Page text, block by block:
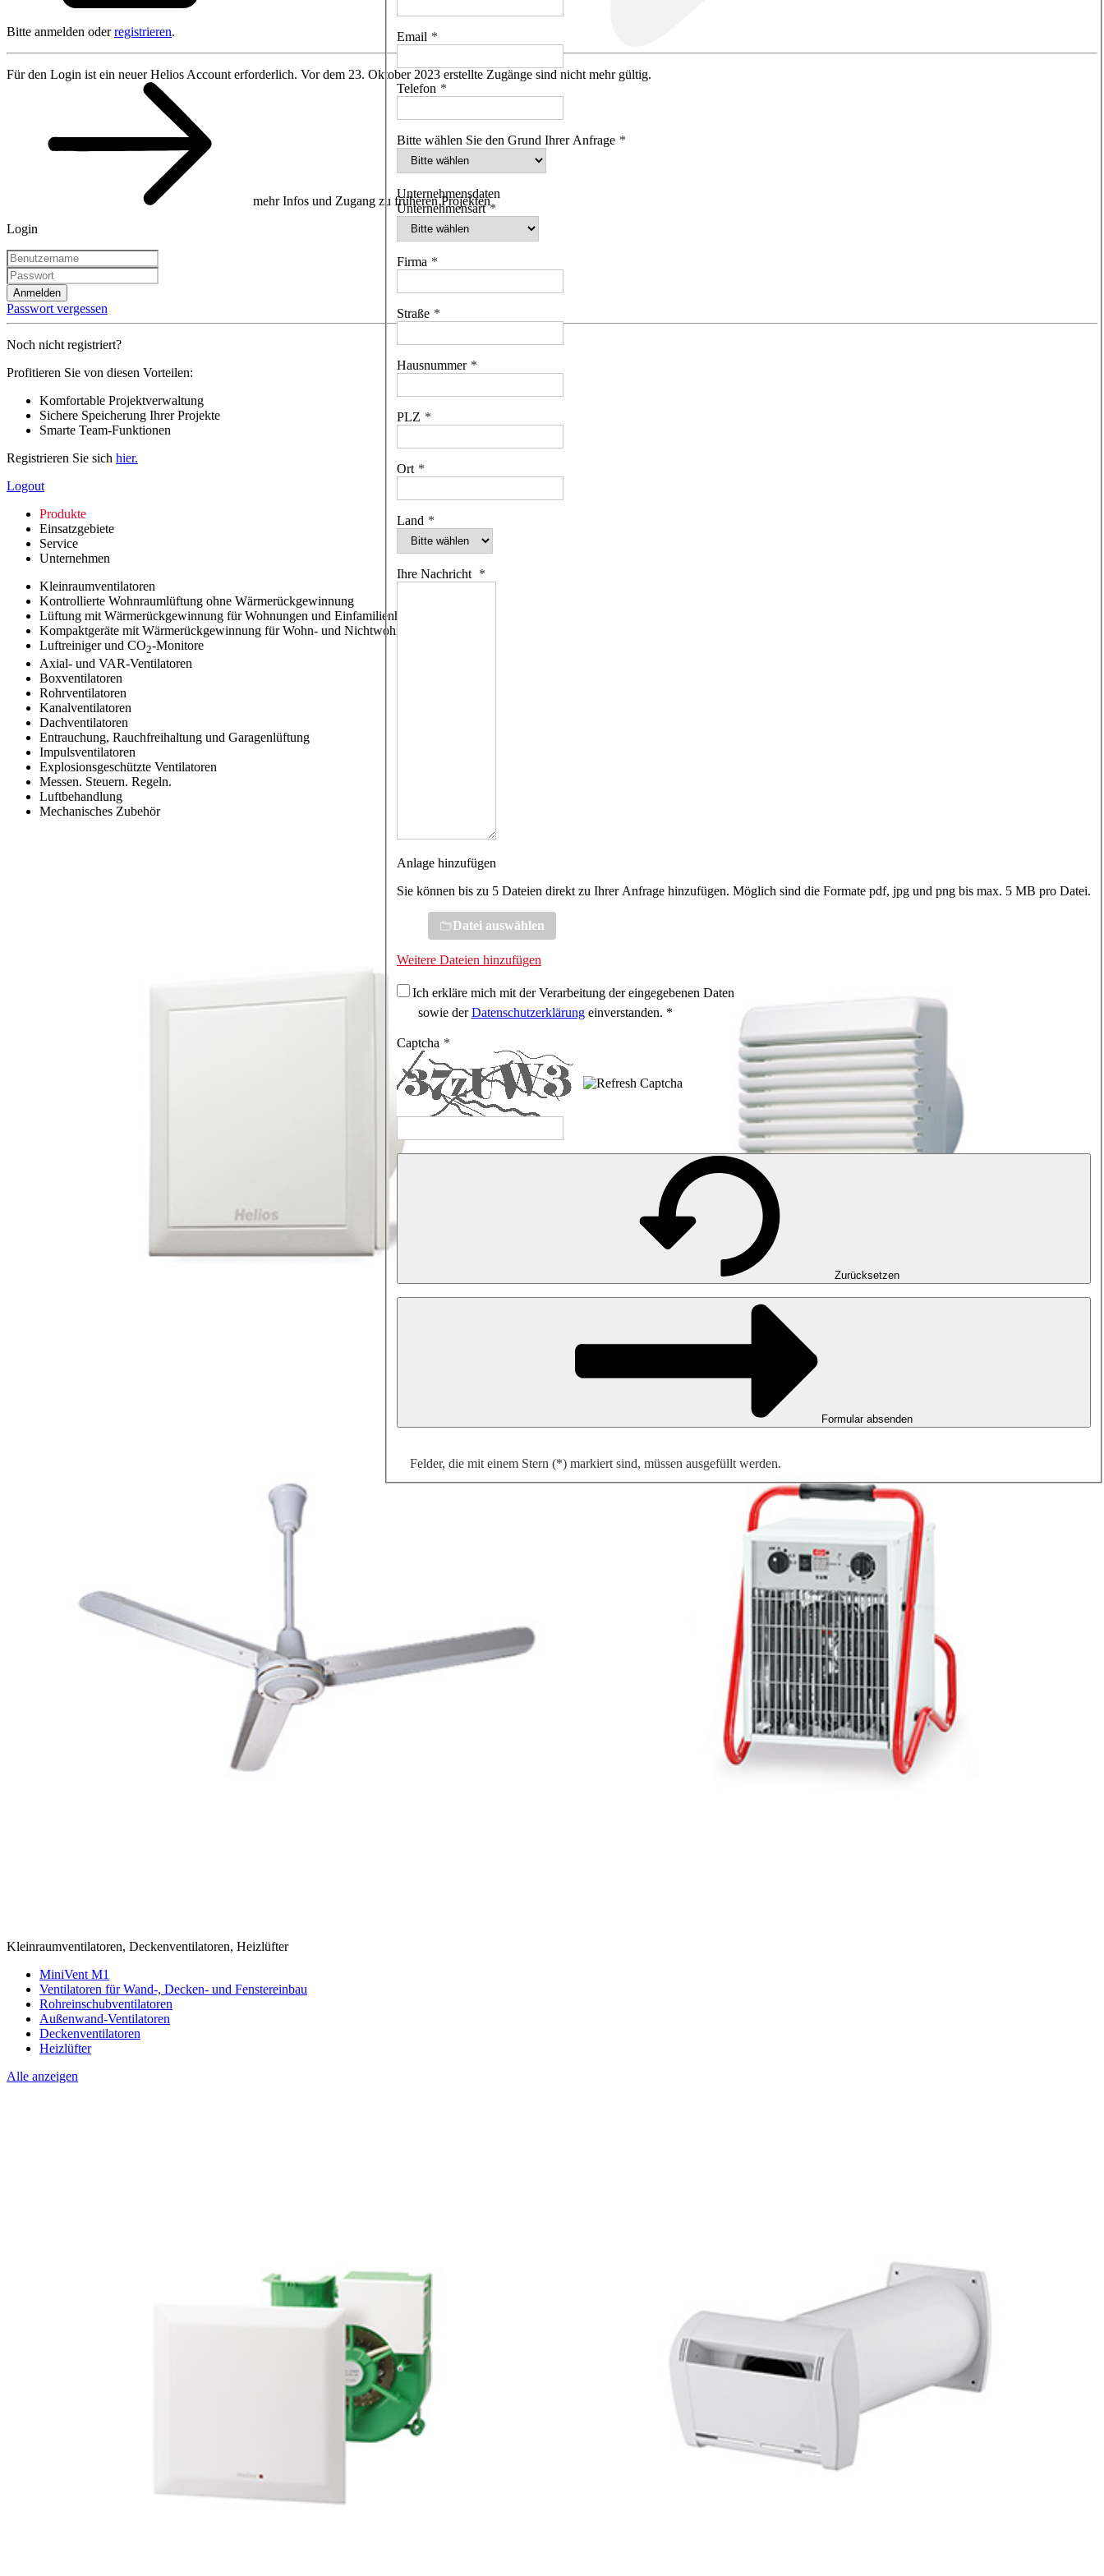
Bitte anmelden oderregistrieren.
Für den Login ist ein neuer Helios Account erforderlich. Vor dem 23. Oktober 2023 erstellte Zugänge sind nicht mehr gültig.
mehr Infos und Zugang zu früheren Projekten
Login
Anmelden
Passwort vergessen
Noch nicht registriert?
Profitieren Sie von diesen Vorteilen:
Komfortable Projektverwaltung
Sichere Speicherung Ihrer Projekte
Smarte Team-Funktionen
Registrieren Sie sich hier.
Logout
Produkte
Einsatzgebiete
Service
Unternehmen
Kleinraumventilatoren
Kontrollierte Wohnraumlüftung ohne Wärmerückgewinnung
Lüftung mit Wärmerückgewinnung für Wohnungen und Einfamilienhäuser
Kompaktgeräte mit Wärmerückgewinnung für Wohn- und Nichtwohngebäude
Luftreiniger und CO2-Monitore
Axial- und VAR-Ventilatoren
Boxventilatoren
Rohrventilatoren
Kanalventilatoren
Dachventilatoren
Entrauchung, Rauchfreihaltung und Garagenlüftung
Impulsventilatoren
Explosionsgeschützte Ventilatoren
Messen. Steuern. Regeln.
Luftbehandlung
Mechanisches Zubehör
Kleinraumventilatoren, Deckenventilatoren, Heizlüfter
MiniVent M1
Ventilatoren für Wand-, Decken- und Fenstereinbau
Rohreinschubventilatoren
Außenwand-Ventilatoren
Deckenventilatoren
Heizlüfter
Alle anzeigen
Email
Telefon
Bitte wählen Sie den Grund Ihrer Anfrage
Unternehmensdaten
Unternehmensart
Firma
Straße
Hausnummer
PLZ
Ort
Land
Ihre Nachricht
Anlage hinzufügen
Sie können bis zu 5 Dateien direkt zu Ihrer Anfrage hinzufügen. Möglich sind die Formate pdf, jpg und png bis max. 5 MB pro Datei.
Datei auswählen
Weitere Dateien hinzufügen
Ich erkläre mich mit der Verarbeitung der eingegebenen Daten
sowie derDatenschutzerklärungeinverstanden. *
Captcha
Zurücksetzen
Formular absenden
Felder, die mit einem Stern (*) markiert sind, müssen ausgefüllt werden.